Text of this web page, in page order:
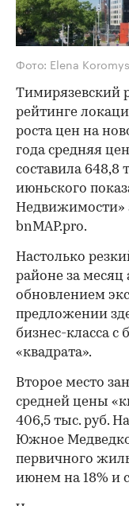
Фото: Elena
Тимирязевский
рейтинге
роста цен на
года средняя
составила 648,8
июньского
Недвижимости»
bnMAP.pro.
Настолько
районе за
обновлением
предложении
бизнес-класса с
«квадрата».
Второе место
средней цены
406,5 тыс. руб.
Южное
первичного
июнем на 18% и